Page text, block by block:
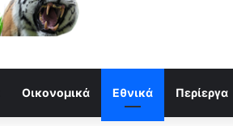
Οικονομικά Εθνικά Περίεργα